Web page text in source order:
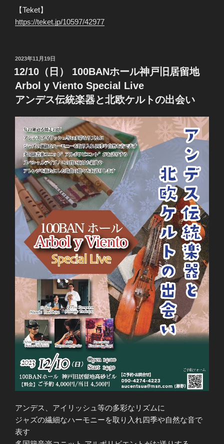
【Teket】
https://teket.jp/10597/42977
投
稿
日:
2023年11月19日
12/10（日） 100BANホール神戸旧居留地
Arbol y Viento Special Live
アンデス伝統楽器と北欧ケルトの出会い
アンデス、アイリッシュ等の多彩なリズムに
ジャズの繊細なハーモニーを取り入れ四季や自然な音で
表す